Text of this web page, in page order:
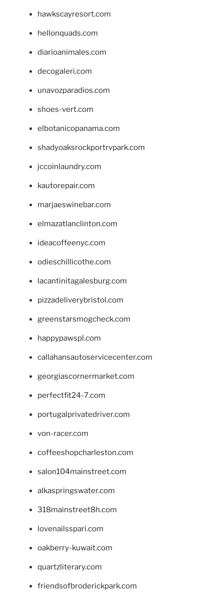
hawkscayresort.com
hellonquads.com
diarioanimales.com
decogaleri.com
unavozparadios.com
shoes-vert.com
elbotanicopanama.com
shadyoaksrockportrvpark.com
jccoinlaundry.com
kautorepair.com
marjaeswinebar.com
elmazatlanclinton.com
ideacoffeenyc.com
odieschillicothe.com
lacantinitagalesburg.com
pizzadeliverybristol.com
greenstarsmogcheck.com
happypawspl.com
callahansautoservicecenter.com
georgiascornermarket.com
perfectfit24-7.com
portugalprivatedriver.com
von-racer.com
coffeeshopcharleston.com
salon104mainstreet.com
alkaspringswater.com
318mainstreet8h.com
lovenailsspari.com
oakberry-kuwait.com
quartzliterary.com
friendsofbroderickpark.com